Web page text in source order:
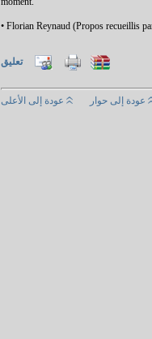
• Florian Reynaud (Propos recueillis
تعليق
عودة إلى حوار عودة إلى الأعلى